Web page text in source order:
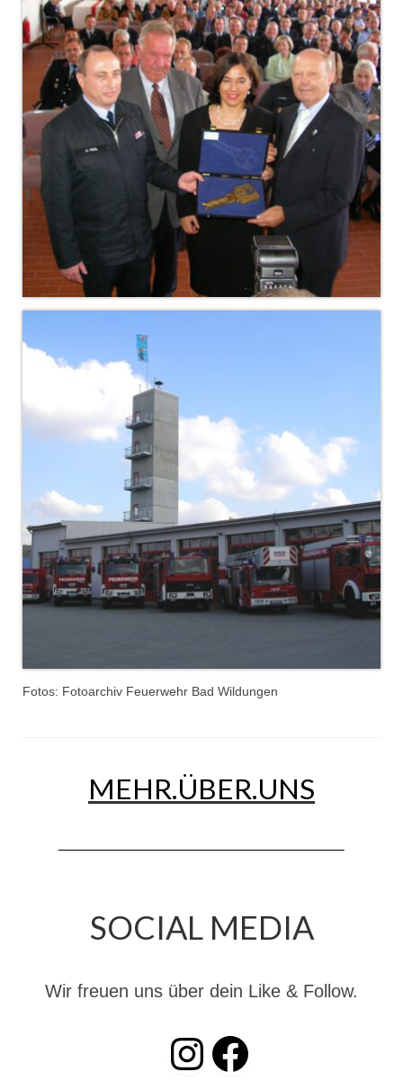
Hubarbeitsbühne B18
24.03.17 Übergabe ELW
20.11.15 Übergabe StLF und HAB
2015 LF 16 „verlässt“ Feuerwehr
Geschichte
historische Fotos
Ehemalige Fahrzeuge
Jahresrückblicke
Jahresrückblick 2016
Jahresrückblick 2017
Jahresrückblick 2018
Jahresrückblick 2019
Jahresrückblick 2020
Jahresrückblick 2021
Jahresrückblick 2022
Jahresrückblick 2023
Jahresrückblick 2024
Tag der offenen Tür 2018
Fotos: Fotoarchiv Feuerwehr Bad Wildungen
MEHR.ÜBER.UNS
SOCIAL MEDIA
Wir freuen uns über dein Like & Follow.
INSTAGRAM Facebook